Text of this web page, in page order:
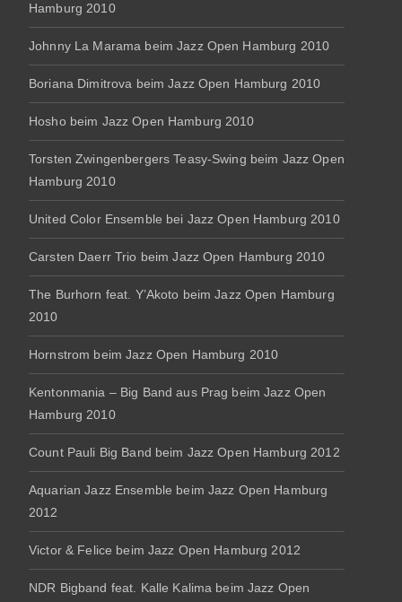
Hamburg 2010
Johnny La Marama beim Jazz Open Hamburg 2010
Boriana Dimitrova beim Jazz Open Hamburg 2010
Hosho beim Jazz Open Hamburg 2010
Torsten Zwingenbergers Teasy-Swing beim Jazz Open
Hamburg 2010
United Color Ensemble bei Jazz Open Hamburg 2010
Carsten Daerr Trio beim Jazz Open Hamburg 2010
The Burhorn feat. Y’Akoto beim Jazz Open Hamburg
2010
Hornstrom beim Jazz Open Hamburg 2010
Kentonmania – Big Band aus Prag beim Jazz Open
Hamburg 2010
Count Pauli Big Band beim Jazz Open Hamburg 2012
Aquarian Jazz Ensemble beim Jazz Open Hamburg
2012
Victor & Felice beim Jazz Open Hamburg 2012
NDR Bigband feat. Kalle Kalima beim Jazz Open